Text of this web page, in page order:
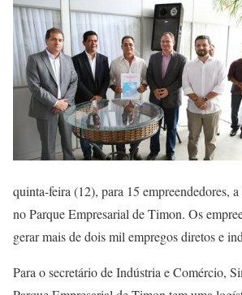
quinta-feira (12), para 15 empreendedores,
no Parque Empresarial de Timon. Os
gerar mais de dois mil empregos diretos e
Para o secretário de Indústria e Comércio,